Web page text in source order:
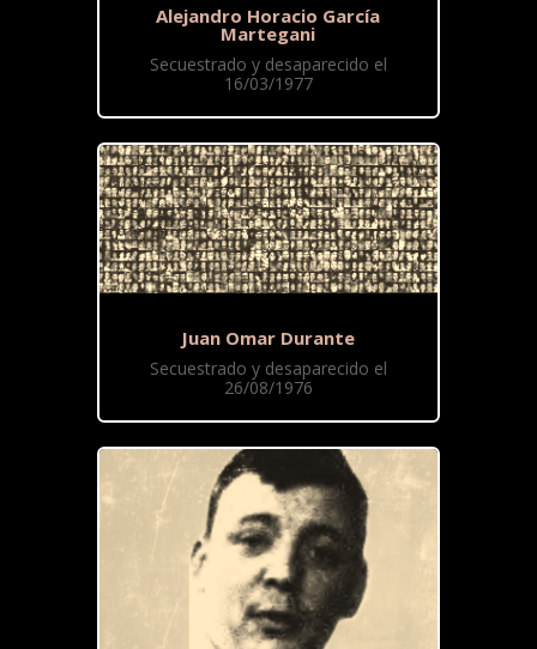
Alejandro Horacio García
Martegani
Secuestrado y desaparecido el
16/03/1977
Juan Omar Durante
Secuestrado y desaparecido el
26/08/1976